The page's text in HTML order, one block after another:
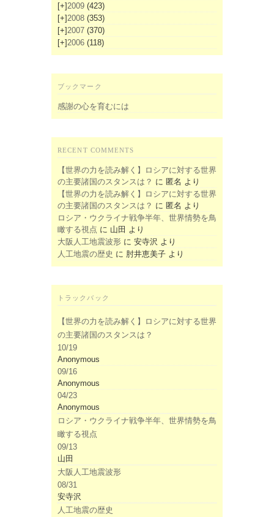
[+]2009 (423)
[+]2008 (353)
[+]2007 (370)
[+]2006 (118)
ブックマーク
感謝の心を育むには
RECENT COMMENTS
【世界の力を読み解く】ロシアに対する世界
の主要諸国のスタンスは？ に 匿名 より
【世界の力を読み解く】ロシアに対する世界
の主要諸国のスタンスは？ に 匿名 より
ロシア・ウクライナ戦争半年、世界情勢を鳥
瞰する視点 に 山田 より
大阪人工地震波形 に 安寺沢 より
人工地震の歴史 に 肘井恵美子 より
トラックバック
【世界の力を読み解く】ロシアに対する世界
の主要諸国のスタンスは？
10/19
Anonymous
09/16
Anonymous
04/23
Anonymous
ロシア・ウクライナ戦争半年、世界情勢を鳥
瞰する視点
09/13
山田
大阪人工地震波形
08/31
安寺沢
人工地震の歴史